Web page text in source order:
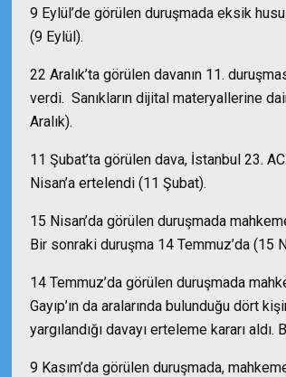
9 Eylül’de görülen duruşmada eksik
(9 Eylül).
22 Aralık’ta görülen davanın 11.
verdi. Sanıkların dijital materyallerine
Aralık).
11 Şubat’ta görülen dava, İstanbul 23.
Nisan’a ertelendi (11 Şubat).
15 Nisan’da görülen duruşmada
Bir sonraki duruşma 14 Temmuz’da (15
14 Temmuz’da görülen duruşmada
Gayıp’ın da aralarında bulunduğu dört
yargılandığı davayı erteleme kararı
9 Kasım’da görülen duruşmada,